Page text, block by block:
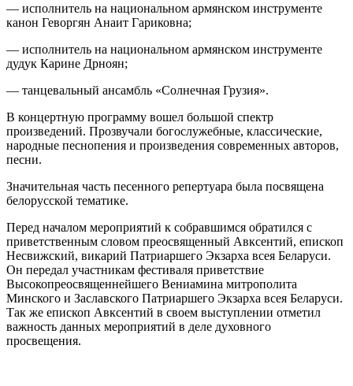
— исполнитель на национальном армянском инструменте
канон Геворгян Анаит Гариковна;
— исполнитель на национальном армянском инструменте
дудук Карине Дрноян;
— танцевальный ансамбль «Солнечная Грузия».
В концертную программу вошел большой спектр
произведений. Прозвучали богослужебные, классические,
народные песнопения и произведения современных авторов,
песни.
Значительная часть песенного репертуара была посвящена
белорусской тематике.
Перед началом мероприятий к собравшимся обратился с
приветственным словом преосвященный Авксентий, епископ
Несвижский, викарий Патриаршего Экзарха всея Беларуси.
Он передал участникам фестиваля приветствие
Высокопреосвященнейшего Вениамина митрополита
Минского и Заславского Патриаршего Экзарха всея Беларуси.
Так же епископ Авксентий в своем выступлении отметил
важность данных мероприятий в деле духовного
просвещения.